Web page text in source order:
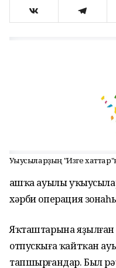
Уҡыусыларҙың "Изге
Ҡашҡа ауылы
хәрби операция
Яҡташтарына
отпускыға ҡайтҡан
тапшырғандар. Был